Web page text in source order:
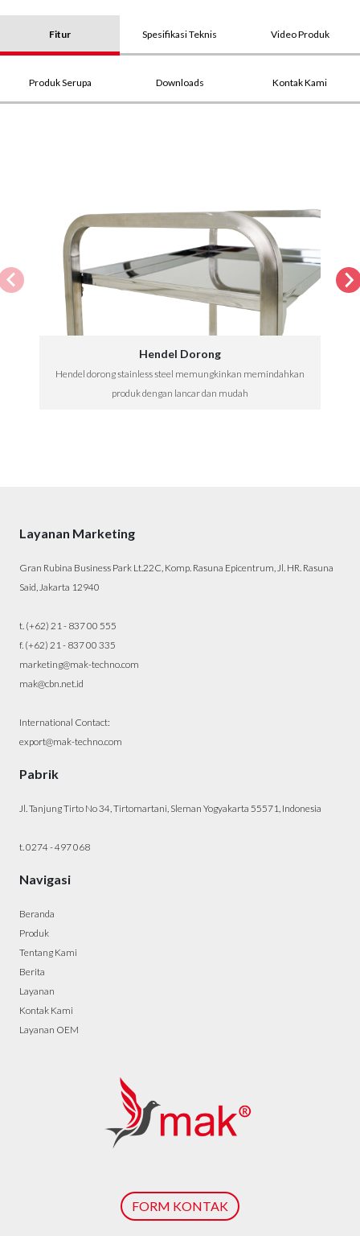
Fitur Spesifikasi Teknis Video Produk
Produk Serupa Downloads Kontak Kami
Hendel Dorong
Hendel dorong stainless steel memungkinkan memindahkan
produk dengan lancar dan mudah
Layanan Marketing
Gran Rubina Business Park Lt.22C, Komp. Rasuna Epicentrum, Jl. HR. Rasuna
Said, Jakarta 12940
t. (+62) 21 - 837 00 555
f. (+62) 21 - 837 00 335
marketing@mak-techno.com
mak@cbn.net.id
International Contact:
export@mak-techno.com
Pabrik
Jl. Tanjung Tirto No 34, Tirtomartani, Sleman Yogyakarta 55571, Indonesia
t. 0274 - 497 068
Navigasi
Beranda
Produk
Tentang Kami
Berita
Layanan
Kontak Kami
Layanan OEM
FORM KONTAK